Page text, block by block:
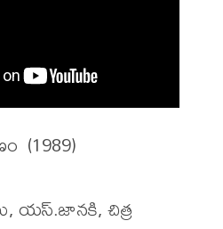
(1989)
యస్.జానకి, చిత్ర